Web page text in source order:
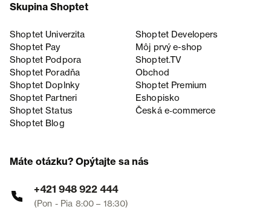
Skupina Shoptet
Shoptet Univerzita
Shoptet Developers
Shoptet Pay
Môj prvý e-shop
Shoptet Podpora
Shoptet.TV
Shoptet Poradňa
Obchod
Shoptet Doplnky
Shoptet Premium
Shoptet Partneri
Eshopisko
Shoptet Status
Česká e‑commerce
Shoptet Blog
Máte otázku? Opýtajte sa nás
+421 948 922 444
(Pon - Pia 8:00 – 18:30)